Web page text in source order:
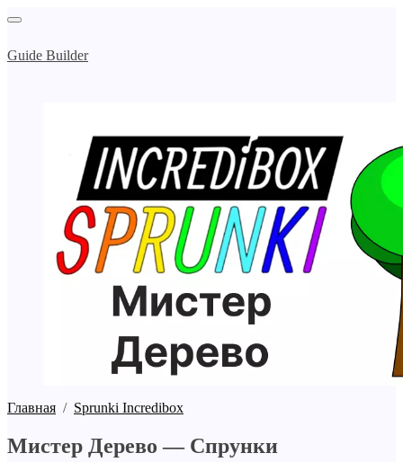
Guide Builder
Главная / Sprunki Incredibox
Мистер Дерево — Спрунки